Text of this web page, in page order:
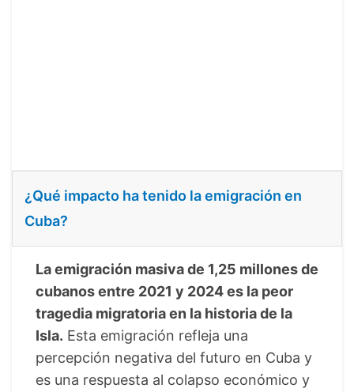
¿Qué impacto ha tenido la emigración en
Cuba?
La emigración masiva de 1,25 millones de
cubanos entre 2021 y 2024 es la peor
tragedia migratoria en la historia de la
Isla. Esta emigración refleja una
percepción negativa del futuro en Cuba y
es una respuesta al colapso económico y